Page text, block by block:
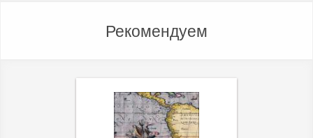
Рекомендуем